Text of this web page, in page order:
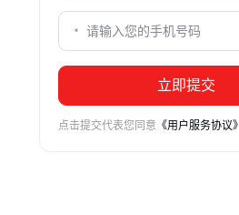
立即提交
点击提交代表您同意 《用户服务协议》